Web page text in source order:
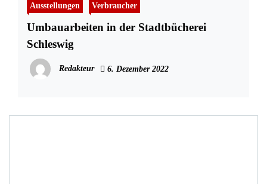
Ausstellungen Verbraucher
Umbauarbeiten in der Stadtbücherei
Schleswig
Redakteur 6. Dezember 2022